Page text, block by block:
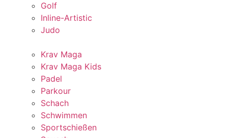
Golf
Inline-Artistic
Judo
Krav Maga
Krav Maga Kids
Padel
Parkour
Schach
Schwimmen
Sportschießen